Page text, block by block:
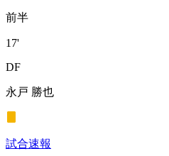
前半
17'
DF
永戸 勝也
試合速報